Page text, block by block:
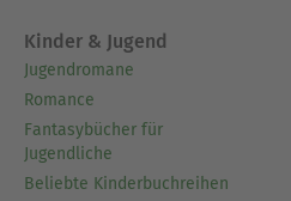
Kinder & Jugend
Jugendromane
Romance
Fantasybücher für
Jugendliche
Beliebte Kinderbuchreihen